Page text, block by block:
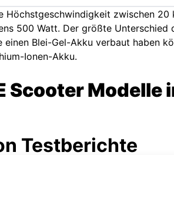
Höchstgeschwindigkeit zwischen
500 Watt. Der größte Unterschied
Blei-Gel-Akku verbaut haben
Ionen-Akku.
Scooter Modelle
Testberichte
Trittbrett
E Roller als äußerst komfortabel